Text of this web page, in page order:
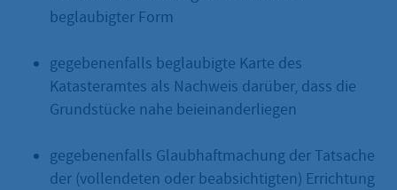
beglaubigter Form
gegebenenfalls beglaubigte Karte des
Katasteramtes als Nachweis darüber, dass die
Grundstücke nahe beieinanderliegen
gegebenenfalls Glaubhaftmachung der Tatsache
der (vollendeten oder beabsichtigten) Errichtung